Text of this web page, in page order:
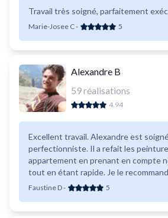
Travail très soigné, parfaitement
Marie-Josee C- 5
Alexandre B
59réalisations
4.94
Excellent travail. Alexandre est
perfectionniste. Il a refait les
appartement en prenant en compte
tout en étant rapide. Je le
Faustine D- 5